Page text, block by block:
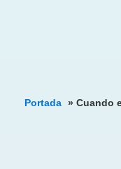
Portada » Cuando